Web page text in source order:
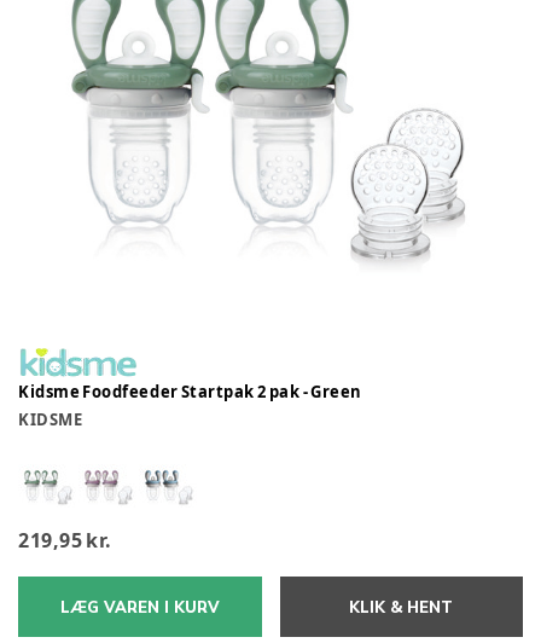
Kidsme Foodfeeder Startpak 2 pak - Green
KIDSME
219,95 kr.
LÆG VAREN I KURV KLIK & HENT